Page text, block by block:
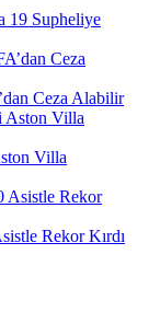
19 Supheliye
Ceza Alabilir
Villa
Rekor Kırdı